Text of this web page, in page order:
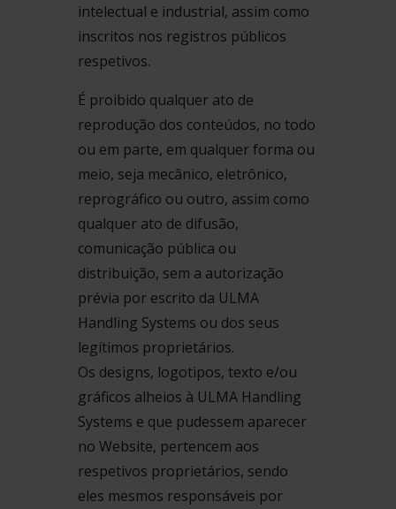
intelectual e industrial, assim como
inscritos nos registros públicos
respetivos.
É proibido qualquer ato de
reprodução dos conteúdos, no todo
ou em parte, em qualquer forma ou
meio, seja mecânico, eletrônico,
reprográfico ou outro, assim como
qualquer ato de difusão,
comunicação pública ou
distribuição, sem a autorização
prévia por escrito da ULMA
Handling Systems ou dos seus
legítimos proprietários.
Os designs, logotipos, texto e/ou
gráficos alheios à ULMA Handling
Systems e que pudessem aparecer
no Website, pertencem aos
respetivos proprietários, sendo
eles mesmos responsáveis por